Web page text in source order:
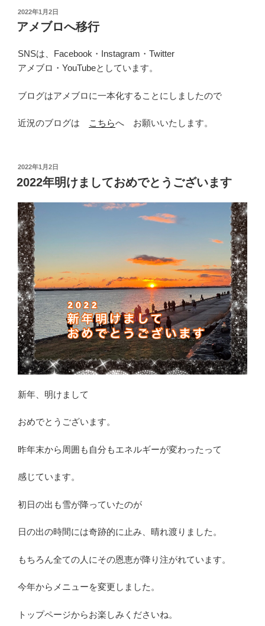
投
稿
日:
2022年1月2日
アメブロへ移行
SNSは、Facebook・Instagram・Twitter
アメブロ・YouTubeとしています。
ブログはアメブロに一本化することにしましたので
近況のブログは こちらへ お願いいたします。
投
稿
日:
2022年1月2日
2022年明けましておめでとうございます
新年、明けまして
おめでとうございます。
昨年末から周囲も自分もエネルギーが変わったって
感じています。
初日の出も雪が降っていたのが
日の出の時間には奇跡的に止み、晴れ渡りました。
もちろん全ての人にその恩恵が降り注がれています。
今年からメニューを変更しました。
トップページからお楽しみくださいね。